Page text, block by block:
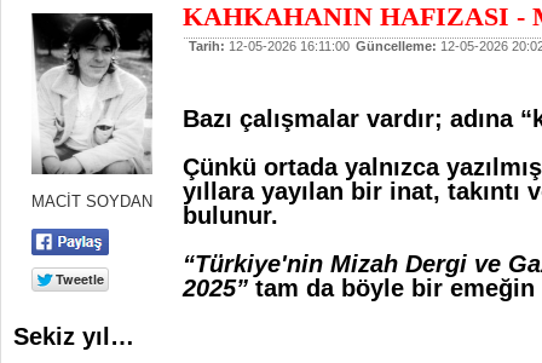
MACİT SOYDAN
KAHKAHANIN HAFIZASI -
Tarih: 12-05-2026 16:11:00 Güncelleme: 12-05-2026
Bazı çalışmalar vardır; adına
Çünkü ortada yalnızca
yıllara yayılan bir inat, takıntı
bulunur.
“Türkiye'nin Mizah Dergi ve
2025” tam da böyle bir emeğin
Sekiz yıl…